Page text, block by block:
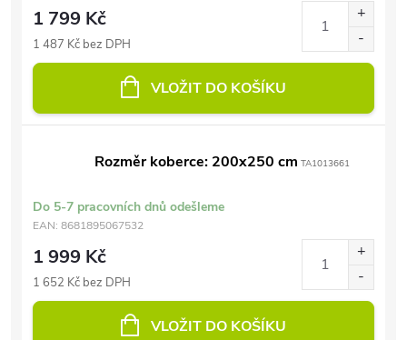
1 799 Kč
1 487 Kč bez DPH
VLOŽIT DO KOŠÍKU
Rozměr koberce: 200x250 cm TA1013661
Do 5-7 pracovních dnů odešleme
EAN: 8681895067532
1 999 Kč
1 652 Kč bez DPH
VLOŽIT DO KOŠÍKU